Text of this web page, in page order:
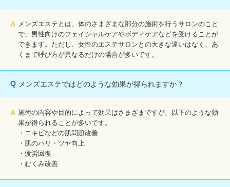
A メンズエステとは、体のさまざまな部分の施術を行うサロンのこと
で、男性向けのフェイシャルケアやボディケアなどを受けることが
できます。ただし、女性のエステサロンとの大きな違いはなく、あ
くまで呼び方が異なるだけの場合が多いです。
Q メンズエステではどのような効果が得られますか？
A 施術の内容や目的によって効果はさまざまですが、以下のような効
果が得られることが多いです。
・ニキビなどの肌問題改善
・肌のハリ・ツヤ向上
・疲労回復
・むくみ改善